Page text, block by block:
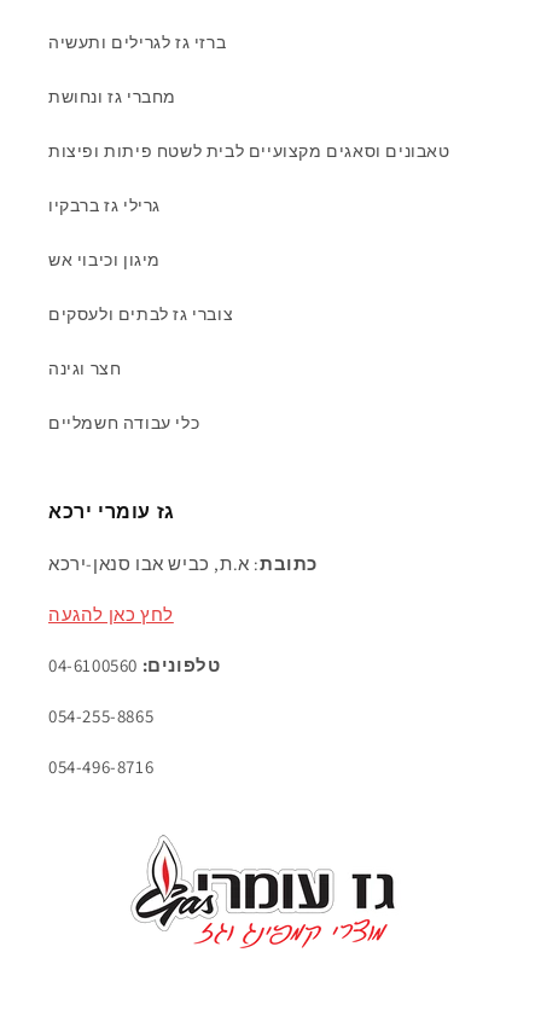
ברזי גז לגרילים ותעשיה
מחברי גז ונחושת
טאבונים וסאגים מקצועיים לבית לשטח פיתות ופיצות
גרילי גז ברבקיו
מיגון וכיבוי אש
צוברי גז לבתים ולעסקים
חצר וגינה
כלי עבודה חשמליים
גז עומרי ירכא
כתובת: א.ת, כביש אבו סנאן-ירכא
לחץ כאן להגעה
טלפונים:
054-255-8865
054-496-8716